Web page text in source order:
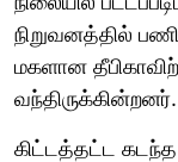
நிறுவனத்தில்
மகளான
வந்திருக்கின்றனர்.
கிட்டத்தட்ட